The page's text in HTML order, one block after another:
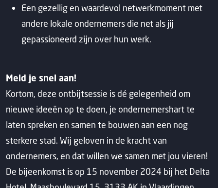
Een gezellig en waardevol netwerkmoment met
andere lokale ondernemers die net als jij
gepassioneerd zijn over hun werk.
Meld je snel aan!
Kortom, deze ontbijtsessie is dé gelegenheid om
nieuwe ideeën op te doen, je ondernemershart te
laten spreken en samen te bouwen aan een nog
sterkere stad. Wij geloven in de kracht van
ondernemers, en dat willen we samen met jou vieren!
De bijeenkomst is op 15 november 2024 bij het Delta